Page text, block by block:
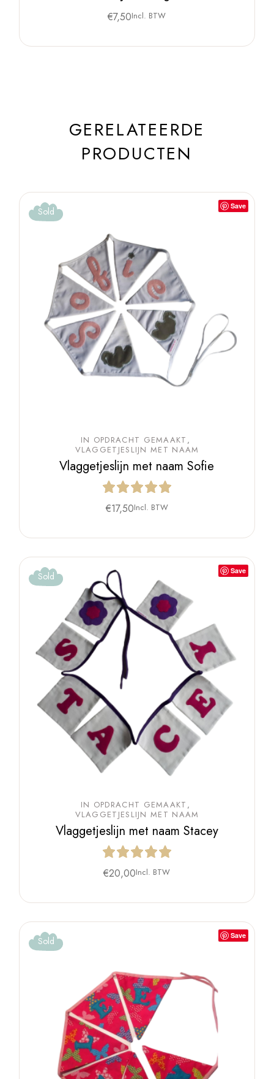
€7,50Incl. BTW
GERELATEERDE
PRODUCTEN
Save
Sold
IN OPDRACHT GEMAAKT
VLAGGETJESLIJN MET NAAM
Vlaggetjeslijn met naam Sofie
€17,50Incl. BTW
Save
Sold
IN OPDRACHT GEMAAKT
VLAGGETJESLIJN MET NAAM
Vlaggetjeslijn met naam Stacey
€20,00Incl. BTW
Save
Sold